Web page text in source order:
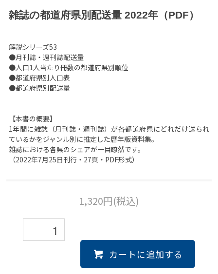
雑誌の都道府県別配送量 2022年（PDF）
解説シリーズ53
●月刊誌・週刊誌配送量
●人口1人当たり冊数の都道府県別順位
●都道府県別人口表
●都道府県別配送量
【本書の概要】
1年間に雑誌（月刊誌・週刊誌）が各都道府県にどれだけ送られ
ているかをジャンル別に推定した暦年版資料集。
雑誌における各県のシェアが一目瞭然です。
（2022年7月25日刊行・27頁・PDF形式）
1,320円(税込)
カートに追加する